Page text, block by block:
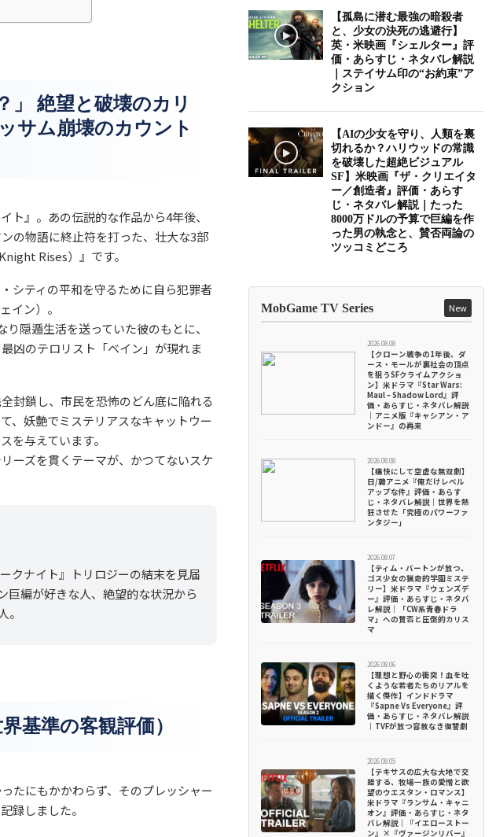
」 絶望と破壊のカリ
サム崩壊のカウント
ト』。あの伝説的な作品から4年後、
の物語に終止符を打った、壮大な3部
Rises）』です。
シティの平和を守るために自ら犯罪者
イン）。
隠遁生活を送っていた彼のもとに、
凶のテロリスト「ベイン」が現れま
封鎖し、市民を恐怖のどん底に陥れる
、妖艶でミステリアスなキャットウー
を与えています。
ーズを貫くテーマが、かつてないスケ
クナイト』トリロジーの結末を見届
巨編が好きな人、絶望的な状況から
基準の客観評価）
たにもかかわらず、そのプレッシャー
録しました。
【孤島に潜む最強の暗殺者
と、少女の決死の逃避行】
英・米映画『シェルター』評
価・あらすじ・ネタバレ解説
｜ステイサム印の“お約束”ア
クション
【AIの少女を守り、人類を裏
切れるか？ハリウッドの常識
を破壊した超絶ビジュアル
SF】米映画『ザ・クリエイタ
ー／創造者』評価・あらす
じ・ネタバレ解説｜たった
8000万ドルの予算で巨編を作
った男の執念と、賛否両論の
ツッコミどころ
MobGame TV Series New
2026.08.08
【クローン戦争の1年後、ダ
ース・モールが裏社会の頂点
を狙うSFクライムアクショ
ン】米ドラマ『Star Wars:
Maul – Shadow Lord』評
価・あらすじ・ネタバレ解説
｜アニメ版『キャシアン・ア
ンドー』の再来
2026.08.08
【痛快にして空虚な無双劇】
日/韓アニメ『俺だけレベル
アップな件』評価・あらす
じ・ネタバレ解説｜世界を熱
狂させた「究極のパワーファ
ンタジー」
2026.08.07
【ティム・バートンが放つ、
ゴス少女の猟奇的学園ミステ
リー】米ドラマ『ウェンズデ
ー』評価・あらすじ・ネタバ
レ解説｜「CW系青春ドラ
マ」への賛否と圧倒的カリス
マ
2026.08.06
【理想と野心の衝突！血を吐
くような若者たちのリアルを
描く傑作】インドドラマ
『Sapne Vs Everyone』評
価・あらすじ・ネタバレ解説
｜TVFが放つ容赦なき復讐劇
2026.08.05
【テキサスの広大な大地で交
錯する、牧場一族の愛憎と欲
望のウエスタン・ロマンス】
米ドラマ『ランサム・キャニ
オン』評価・あらすじ・ネタ
バレ解説｜『イエローストー
ン』×『ヴァージンリバー』